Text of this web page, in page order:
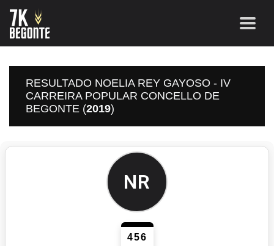
RESULTADO NOELIA REY GAYOSO - IV
CARREIRA POPULAR CONCELLO DE
BEGONTE (2019)
NR
456